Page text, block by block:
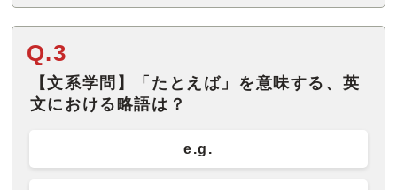
Q.3
【文系学問】「たとえば」を意味する、英
文における略語は？
e.g.